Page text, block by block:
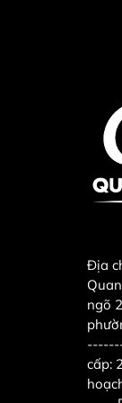
Địa
ngõ
cấp: